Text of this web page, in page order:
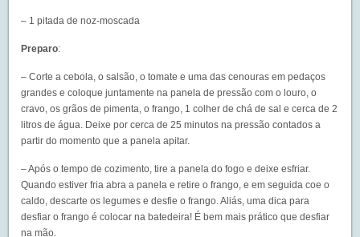
– 1 pitada de noz-moscada
Preparo:
– Corte a cebola, o salsão, o tomate e uma das cenouras em pedaços
grandes e coloque juntamente na panela de pressão com o louro, o
cravo, os grãos de pimenta, o frango, 1 colher de chá de sal e cerca de 2
litros de água. Deixe por cerca de 25 minutos na pressão contados a
partir do momento que a panela apitar.
– Após o tempo de cozimento, tire a panela do fogo e deixe esfriar.
Quando estiver fria abra a panela e retire o frango, e em seguida coe o
caldo, descarte os legumes e desfie o frango. Aliás, uma dica para
desfiar o frango é colocar na batedeira! É bem mais prático que desfiar
na mão.